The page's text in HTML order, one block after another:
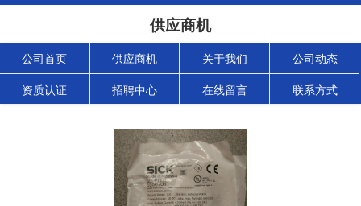
供应商机
公司首页 供应商机 关于我们 公司动态
资质认证 招聘中心 在线留言 联系方式